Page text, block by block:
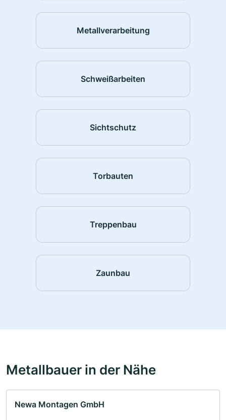
Metallverarbeitung
Schweißarbeiten
Sichtschutz
Torbauten
Treppenbau
Zaunbau
Metallbauer in der Nähe
Newa Montagen GmbH